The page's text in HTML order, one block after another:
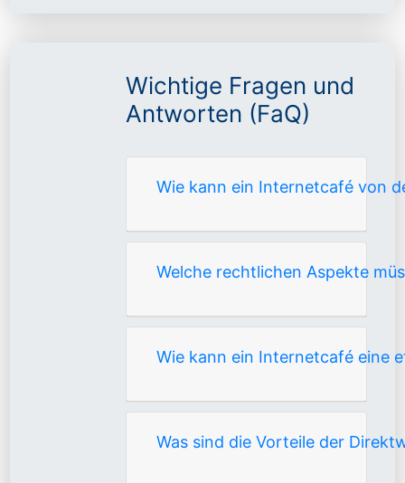
Wichtige Fragen und
Antworten (FaQ)
Wie kann ein Internetcafé von
Welche rechtlichen Aspekte
Wie kann ein Internetcafé eine
Was sind die Vorteile der